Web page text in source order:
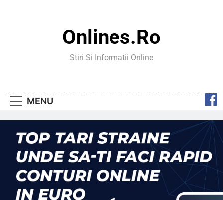
Onlines.ro
Stiri Si Informatii Online
MENU